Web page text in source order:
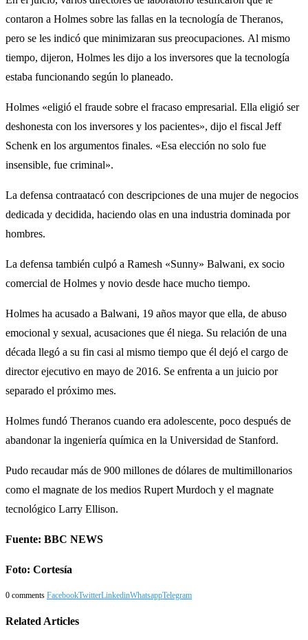
contaron a Holmes sobre las fallas en la tecnología de Theranos,
pero se les indicó que minimizaran sus preocupaciones. Al mismo
tiempo, dijeron, Holmes les dijo a los inversores que la tecnología
estaba funcionando según lo planeado.
Holmes «eligió el fraude sobre el fracaso empresarial. Ella eligió ser
deshonesta con los inversores y los pacientes», dijo el fiscal Jeff
Schenk en los argumentos finales. «Esa elección no solo fue
insensible, fue criminal».
La defensa contraatacó con descripciones de una mujer de negocios
dedicada y decidida, haciendo olas en una industria dominada por
hombres.
La defensa también culpó a Ramesh «Sunny» Balwani, ex socio
comercial de Holmes y novio desde hace mucho tiempo.
Holmes ha acusado a Balwani, 19 años mayor que ella, de abuso
emocional y sexual, acusaciones que él niega. Su relación de una
década llegó a su fin casi al mismo tiempo que él dejó el cargo de
director ejecutivo en mayo de 2016. Se enfrenta a un juicio por
separado el próximo mes.
Holmes fundó Theranos cuando era adolescente, poco después de
abandonar la ingeniería química en la Universidad de Stanford.
Pudo recaudar más de 900 millones de dólares de multimillonarios
como el magnate de los medios Rupert Murdoch y el magnate
tecnológico Larry Ellison.
Fuente: BBC NEWS
Foto: Cortesía
0 comments FacebookTwitterLinkedinWhatsappTelegram
Related Articles